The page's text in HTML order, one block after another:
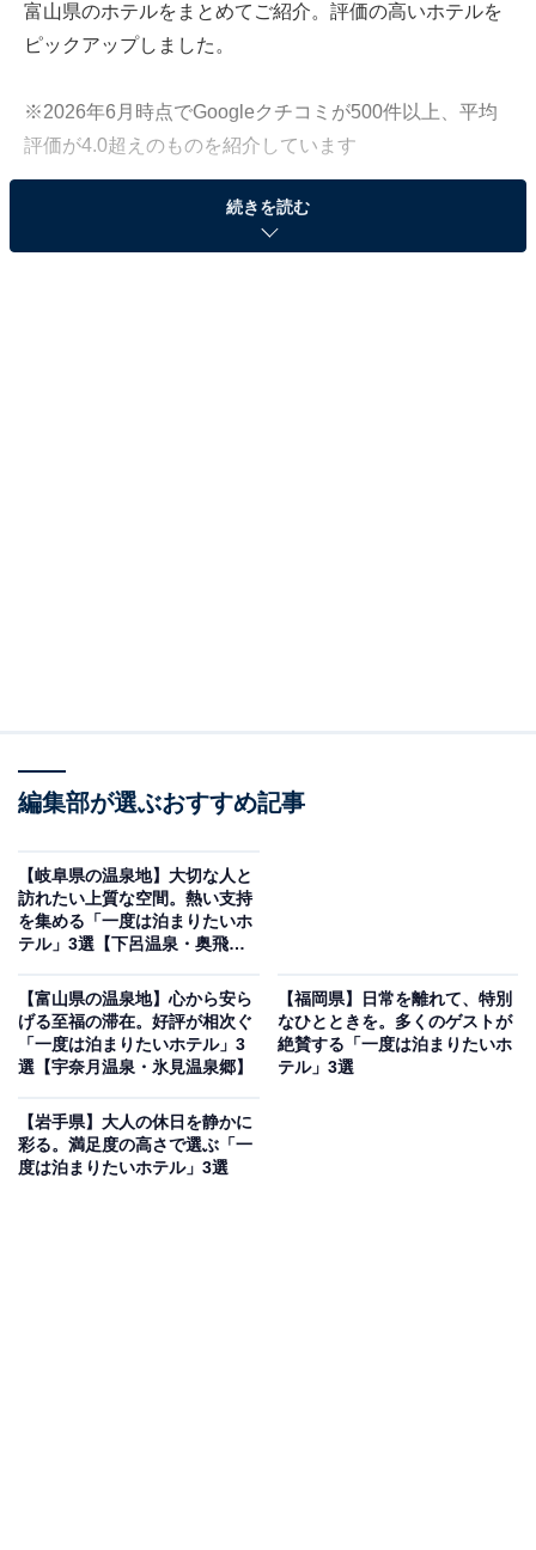
富山県のホテルをまとめてご紹介。評価の高いホテルを
ピックアップしました。
※2026年6月時点でGoogleクチコミが500件以上、平均
評価が4.0超えのものを紹介しています
この記事の執筆者： All About ニュース お買
いもの部
富山県の雨晴温泉にある「磯はなび」は、源義経の雨宿
り伝説が残る「雨晴」に位置する、絶景自慢の温泉旅館
パノラマを楽しめる温泉。海と空が溶け込むような開放
的な空間で、富山湾の神秘的な景色を眺めながら心ゆく
続きを読む
編集部が選ぶおすすめ記事
【岐阜県の温泉地】大切な人と
訪れたい上質な空間。熱い支持
を集める「一度は泊まりたいホ
テル」3選【下呂温泉・奥飛騨
【富山県の温泉地】心から安ら
げる至福の滞在。好評が相次ぐ
「一度は泊まりたいホテル」3
選【宇奈月温泉・氷見温泉郷】
【福岡県】日常を離れて、特別
なひとときを。多くのゲストが
絶賛する「一度は泊まりたいホ
テル」3選
【岩手県】大人の休日を静かに
彩る。満足度の高さで選ぶ「一
度は泊まりたいホテル」3選